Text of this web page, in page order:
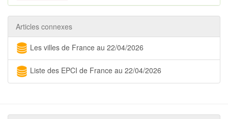
Articles connexes
Les villes de France au 22/04/2026
Liste des EPCI de France au 22/04/2026